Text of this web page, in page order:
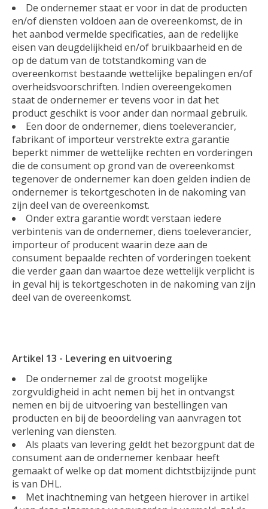
De ondernemer staat er voor in dat de producten
en/of diensten voldoen aan de overeenkomst, de in
het aanbod vermelde specificaties, aan de redelijke
eisen van deugdelijkheid en/of bruikbaarheid en de
op de datum van de totstandkoming van de
overeenkomst bestaande wettelijke bepalingen en/of
overheidsvoorschriften. Indien overeengekomen
staat de ondernemer er tevens voor in dat het
product geschikt is voor ander dan normaal gebruik.
Een door de ondernemer, diens toeleverancier,
fabrikant of importeur verstrekte extra garantie
beperkt nimmer de wettelijke rechten en vorderingen
die de consument op grond van de overeenkomst
tegenover de ondernemer kan doen gelden indien de
ondernemer is tekortgeschoten in de nakoming van
zijn deel van de overeenkomst.
Onder extra garantie wordt verstaan iedere
verbintenis van de ondernemer, diens toeleverancier,
importeur of producent waarin deze aan de
consument bepaalde rechten of vorderingen toekent
die verder gaan dan waartoe deze wettelijk verplicht is
in geval hij is tekortgeschoten in de nakoming van zijn
deel van de overeenkomst.
Artikel 13 - Levering en uitvoering
De ondernemer zal de grootst mogelijke
zorgvuldigheid in acht nemen bij het in ontvangst
nemen en bij de uitvoering van bestellingen van
producten en bij de beoordeling van aanvragen tot
verlening van diensten.
Als plaats van levering geldt het bezorgpunt dat de
consument aan de ondernemer kenbaar heeft
gemaakt of welke op dat moment dichtstbijzijnde punt
is van DHL.
Met inachtneming van hetgeen hierover in artikel